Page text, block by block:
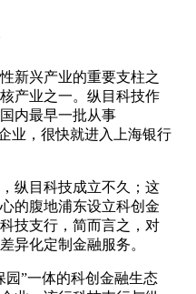
新兴产业的重要支柱之
产业之一。纵目科技作
内最早一批从事
业，很快就进入上海银行
纵目科技成立不久；这
的腹地浦东设立科创金
技支行，简而言之，对
异化定制金融服务。
园”一体的科创金融生态